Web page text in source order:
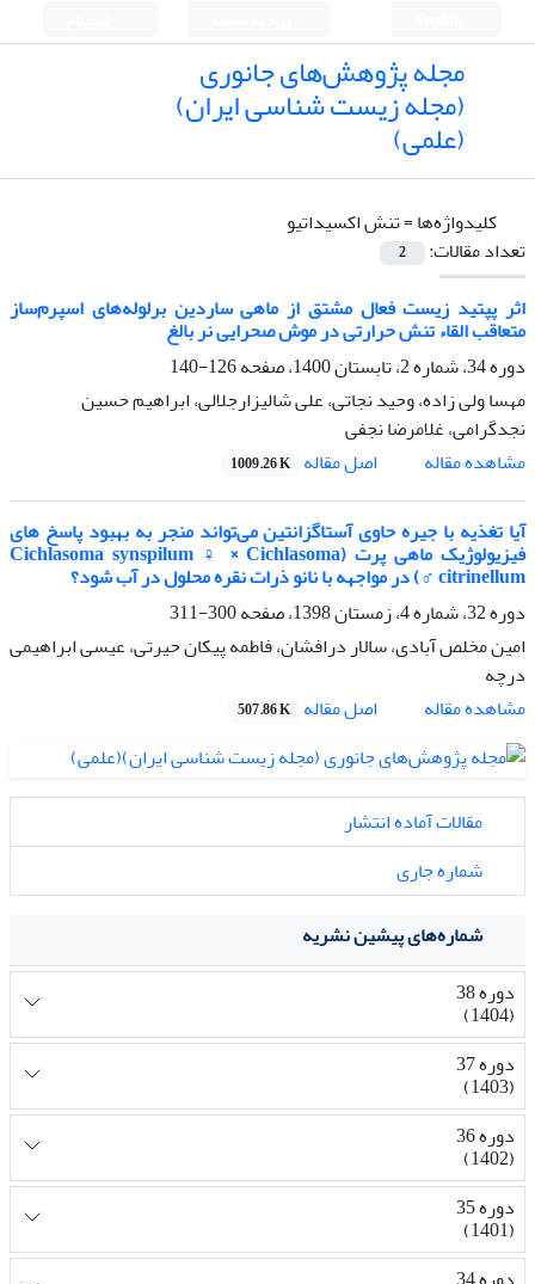
مجله پژوهش‌های جانوری
(مجله زیست شناسی ایران)
(علمی)
کلیدواژه‌ها =تنش اکسیداتیو
تعداد مقالات:
2
اثر پپتید زیست فعال مشتق از ماهی ساردین برلوله‌های اسپرم‌ساز
متعاقب القاء تنش حرارتی در موش صحرایی نر بالغ
دوره 34، شماره 2، تابستان 1400، صفحه
126-140
مهسا ولی زاده، وحید نجاتی، علی شالیزارجلالی، ابراهیم حسین
نجدگرامی، غلامرضا نجفی
مشاهده مقاله
اصل مقاله 1009.26 K
آیا تغذیه با جیره حاوی آستاگزانتین می‌تواند منجر به بهبود پاسخ های
فیزیولوژیک ماهی پرت (Cichlasoma synspilum ♀ × Cichlasoma
citrinellum ♂) در مواجهه با نانو ذرات نقره محلول در آب شود؟
دوره 32، شماره 4، زمستان 1398، صفحه
300-311
امین مخلص آبادی، سالار درافشان، فاطمه پیکان حیرتی، عیسی ابراهیمی
درچه
مشاهده مقاله
اصل مقاله 507.86 K
مقالات آماده انتشار
شماره جاری
شماره‌های پیشین نشریه
دوره 38
(1404)
دوره 37
(1403)
دوره 36
(1402)
دوره 35
(1401)